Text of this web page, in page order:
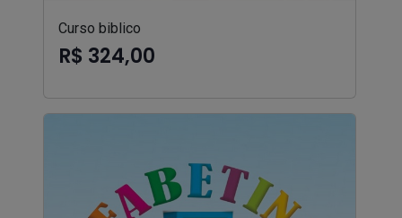
Curso biblico
R$ 324,00